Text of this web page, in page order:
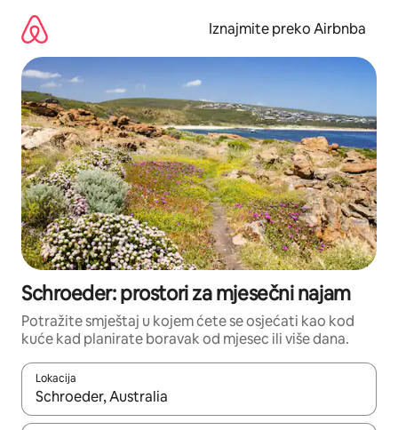
sadržaj
Iznajmite preko Airbnba
Schroeder: prostori za mjesečni najam
Potražite smještaj u kojem ćete se osjećati kao kod
kuće kad planirate boravak od mjesec ili više dana.
Lokacija
Kada budu dostupni rezultati, moći ćete ih pregledati